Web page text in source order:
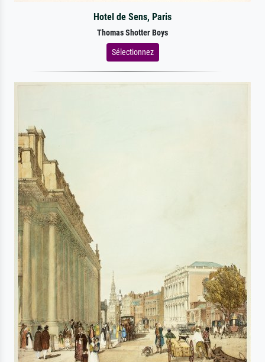
Hotel de Sens, Paris
Thomas Shotter Boys
Sélectionnez